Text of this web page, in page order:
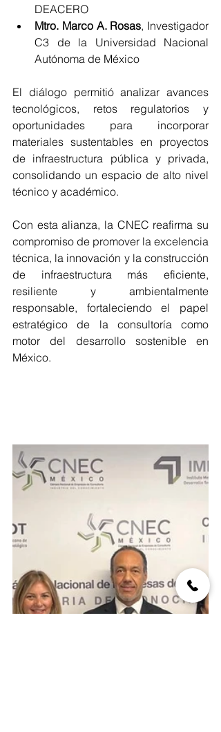
DEACERO
Mtro. Marco A. Rosas, Investigador
C3 de la Universidad Nacional
Autónoma de México
El diálogo permitió analizar avances
tecnológicos, retos regulatorios y
oportunidades para incorporar
materiales sustentables en proyectos
de infraestructura pública y privada,
consolidando un espacio de alto nivel
técnico y académico.
Con esta alianza, la CNEC reafirma su
compromiso de promover la excelencia
técnica, la innovación y la construcción
de infraestructura más eficiente,
resiliente y ambientalmente
responsable, fortaleciendo el papel
estratégico de la consultoría como
motor del desarrollo sostenible en
México.